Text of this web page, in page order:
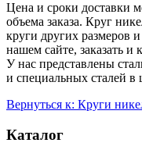
Цена и сроки доставки
объема заказа. Круг
круги других размеров
нашем сайте, заказать и
У нас представлены
и специальных сталей в
Вернуться к: Круги
Каталог